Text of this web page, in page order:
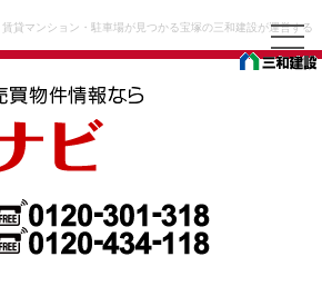
貸マンション・駐車場が見つかる宝塚の三和建設が運営する